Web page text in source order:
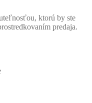
ktorú by ste
predaja.